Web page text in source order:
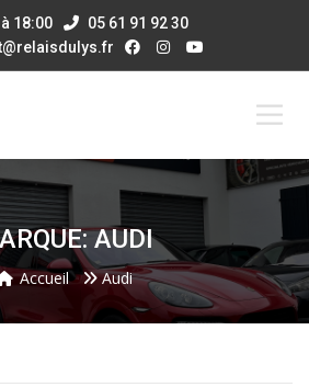
18:00
05 61 91 92 30
AUDI
Accueil Audi